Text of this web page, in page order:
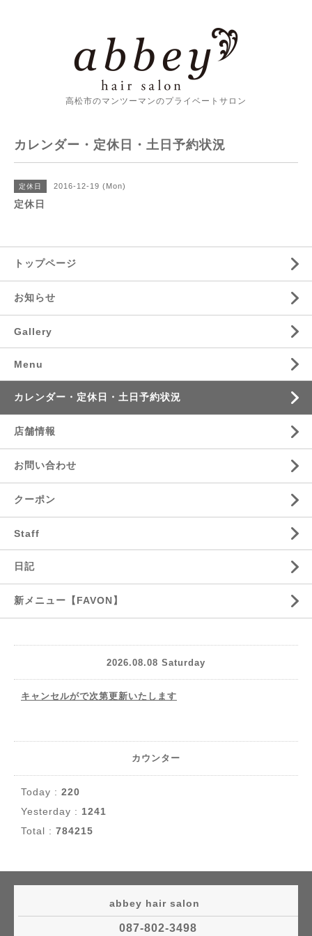
高松市のマンツーマンのプライベートサロン
カレンダー・定休日・土日予約状況
定休日 2016-12-19 (Mon)
定休日
トップページ
お知らせ
Gallery
Menu
カレンダー・定休日・土日予約状況
店舗情報
お問い合わせ
クーポン
Staff
日記
新メニュー【FAVON】
2026.08.08 Saturday
キャンセルがで次第更新いたします
カウンター
Today : 220
Yesterday : 1241
Total : 784215
abbey hair salon
087-802-3498